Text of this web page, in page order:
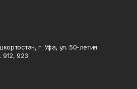
г. Уфа, ул. 50-летия
912, 923